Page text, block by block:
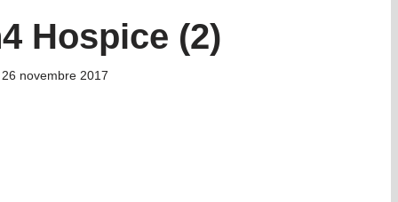
Hospice (2)
26 novembre 2017